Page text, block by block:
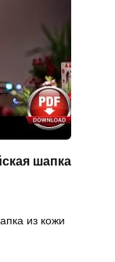
шапка
из кожи